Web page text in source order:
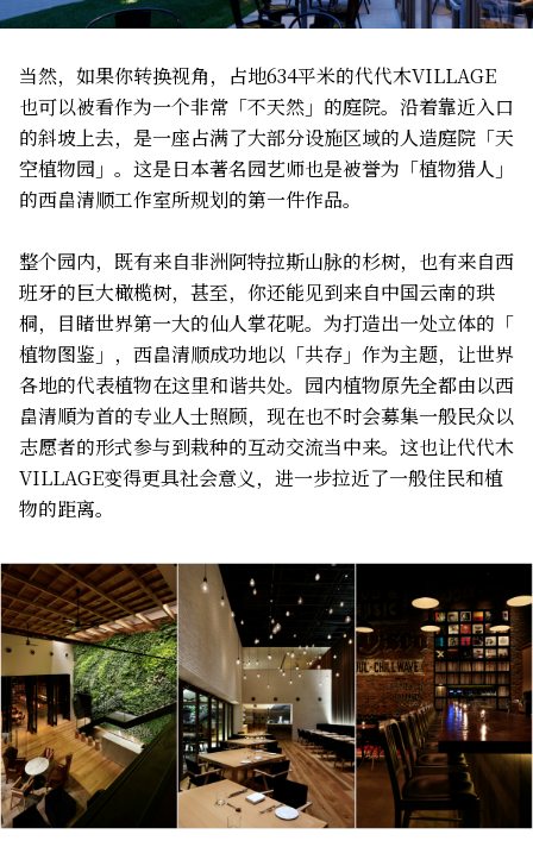
当然，如果你转换视角，占地634平米的代代木VILLAGE
也可以被看作为一个非常「不天然」的庭院。沿着靠近入口
的斜坡上去，是一座占满了大部分设施区域的人造庭院「天
空植物园」。这是日本著名园艺师也是被誉为「植物猎人」
的西畠清顺工作室所规划的第一件作品。
整个园内，既有来自非洲阿特拉斯山脉的杉树，也有来自西
班牙的巨大橄榄树，甚至，你还能见到来自中国云南的珙
桐，目睹世界第一大的仙人掌花呢。为打造出一处立体的「
植物图鉴」，西畠清顺成功地以「共存」作为主题，让世界
各地的代表植物在这里和谐共处。园内植物原先全都由以西
畠清順为首的专业人士照顾，现在也不时会募集一般民众以
志愿者的形式参与到栽种的互动交流当中来。这也让代代木
VILLAGE变得更具社会意义，进一步拉近了一般住民和植
物的距离。